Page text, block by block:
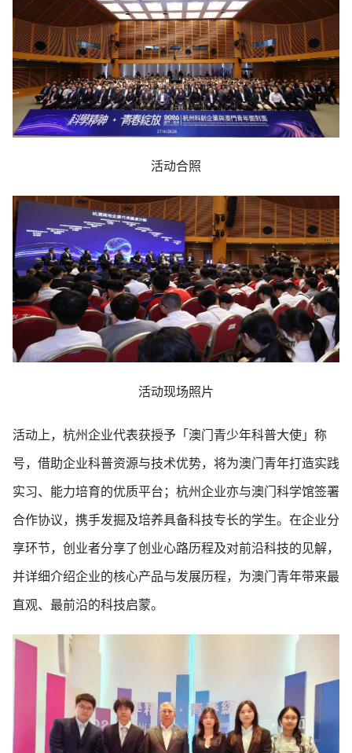
活动合照
活动现场照片
活动上，杭州企业代表获授予「澳门青少年科普大使」称
号，借助企业科普资源与技术优势，将为澳门青年打造实践
实习、能力培育的优质平台；杭州企业亦与澳门科学馆签署
合作协议，携手发掘及培养具备科技专长的学生。在企业分
享环节，创业者分享了创业心路历程及对前沿科技的见解，
并详细介绍企业的核心产品与发展历程，为澳门青年带来最
直观、最前沿的科技启蒙。